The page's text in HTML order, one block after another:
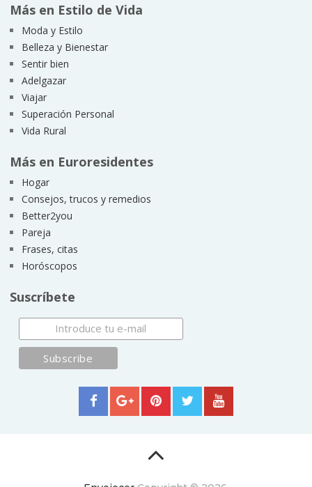
Más en Estilo de Vida
Moda y Estilo
Belleza y Bienestar
Sentir bien
Adelgazar
Viajar
Superación Personal
Vida Rural
Más en Euroresidentes
Hogar
Consejos, trucos y remedios
Better2you
Pareja
Frases, citas
Horóscopos
Suscríbete